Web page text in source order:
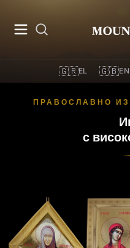
🇬🇷EL 🇬🇧EN
ПРАВОСЛАВНО
с